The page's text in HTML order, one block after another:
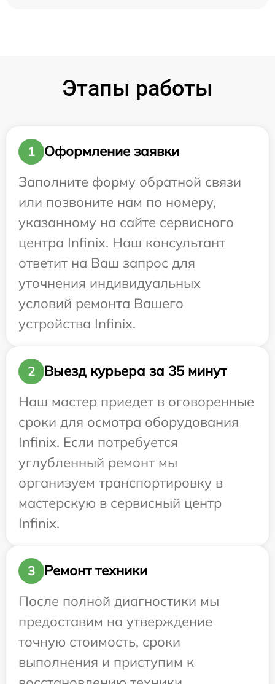
Этапы работы
1
Оформление заявки
Заполните форму обратной связи
или позвоните нам по номеру,
указанному на сайте сервисного
центра Infinix. Наш консультант
ответит на Ваш запрос для
уточнения индивидуальных
условий ремонта Вашего
устройства Infinix.
2
Выезд курьера за 35 минут
Наш мастер приедет в оговоренные
сроки для осмотра оборудования
Infinix. Если потребуется
углубленный ремонт мы
организуем транспортировку в
мастерскую в сервисный центр
Infinix.
3
Ремонт техники
После полной диагностики мы
предоставим на утверждение
точную стоимость, сроки
выполнения и приступим к